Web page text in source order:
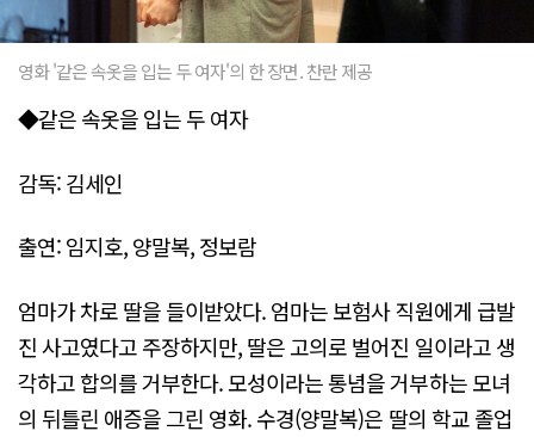
영화 '같은 속옷을 입는 두 여자'의 한 장면. 찬란 제공
◆같은 속옷을 입는 두 여자
감독: 김세인
출연: 임지호, 양말복, 정보람
엄마가 차로 딸을 들이받았다. 엄마는 보험사 직원에게 급발
진 사고였다고 주장하지만, 딸은 고의로 벌어진 일이라고 생
각하고 합의를 거부한다. 모성이라는 통념을 거부하는 모녀
의 뒤틀린 애증을 그린 영화. 수경(양말복)은 딸의 학교 졸업